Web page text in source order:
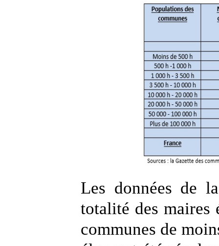
Les données de
totalité des maires
communes de